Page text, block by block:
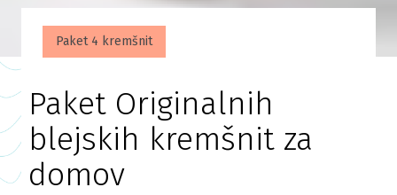
Paket 4 kremšnit
Paket Originalnih
blejskih kremšnit za
domov